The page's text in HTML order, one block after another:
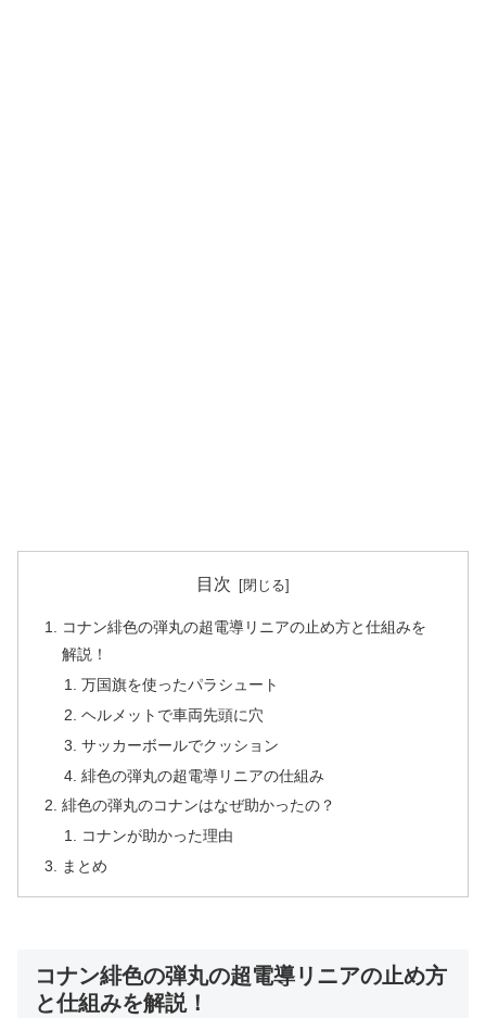
目次
コナン緋色の弾丸の超電導リニアの止め方と仕組みを
解説！
万国旗を使ったパラシュート
ヘルメットで車両先頭に穴
サッカーボールでクッション
緋色の弾丸の超電導リニアの仕組み
緋色の弾丸のコナンはなぜ助かったの？
コナンが助かった理由
まとめ
コナン緋色の弾丸の超電導リニアの止め方
と仕組みを解説！